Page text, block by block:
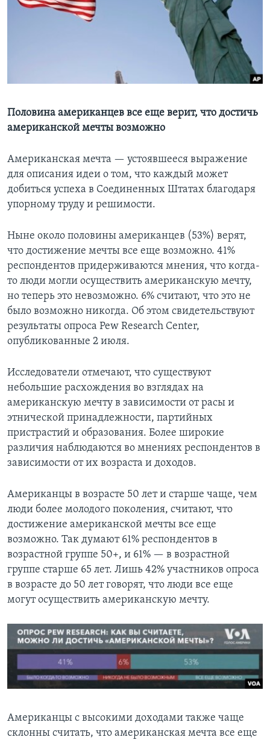
Learning English
Языки
Половина американцев все еще верит, что достичь
американской мечты возможно
Американская мечта — устоявшееся выражение
для описания идеи о том, что каждый может
добиться успеха в Соединенных Штатах благодаря
упорному труду и решимости.
Ныне около половины американцев (53%) верят,
что достижение мечты все еще возможно. 41%
респондентов придерживаются мнения, что когда-
то люди могли осуществить американскую мечту,
но теперь это невозможно. 6% считают, что это не
было возможно никогда. Об этом свидетельствуют
результаты опроса Pew Research Center,
опубликованные 2 июля.
Исследователи отмечают, что существуют
небольшие расхождения во взглядах на
американскую мечту в зависимости от расы и
этнической принадлежности, партийных
пристрастий и образования. Более широкие
различия наблюдаются во мнениях респондентов в
зависимости от их возраста и доходов.
Американцы в возрасте 50 лет и старше чаще, чем
люди более молодого поколения, считают, что
достижение американской мечты все еще
возможно. Так думают 61% респондентов в
возрастной группе 50+, и 61% — в возрастной
группе старше 65 лет. Лишь 42% участников опроса
в возрасте до 50 лет говорят, что люди все еще
могут осуществить американскую мечту.
Американцы с высокими доходами также чаще
склонны считать, что американская мечта все еще